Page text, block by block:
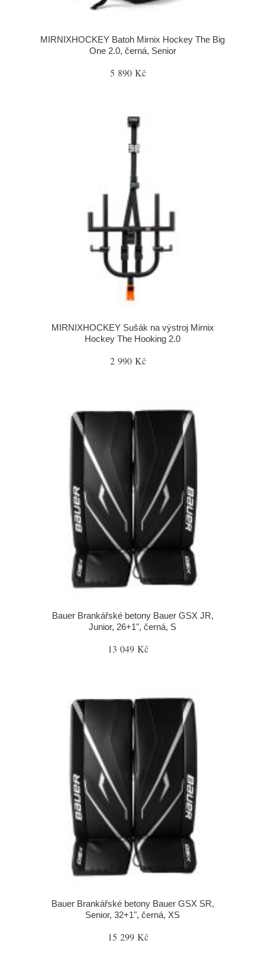
MIRNIXHOCKEY Batoh Mirnix Hockey The Big
One 2.0, černá, Senior
5 890 Kč
MIRNIXHOCKEY Sušák na výstroj Mirnix
Hockey The Hooking 2.0
2 990 Kč
Bauer Brankářské betony Bauer GSX JR,
Junior, 26+1", černá, S
13 049 Kč
Bauer Brankářské betony Bauer GSX SR,
Senior, 32+1", černá, XS
15 299 Kč